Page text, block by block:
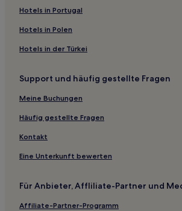
South San Francisco Hotels
Hotels nahe Oracle Park
San Mateo Hotels
Hotels in Portugal
Hotels in Polen
Hotels in der Türkei
Support und häufig gestellte Fragen
Meine Buchungen
Häufig gestellte Fragen
Kontakt
Eine Unterkunft bewerten
Für Anbieter, Affliliate-Partner und
Affiliate-Partner-Programm